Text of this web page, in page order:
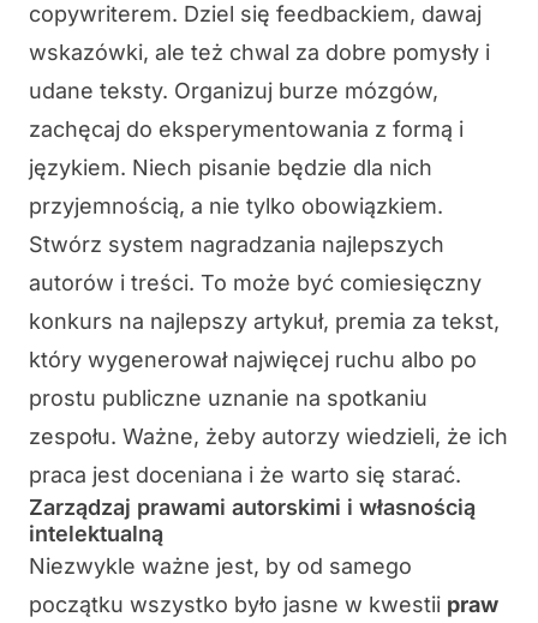
copywriterem. Dziel się feedbackiem, dawaj
wskazówki, ale też chwal za dobre pomysły i
udane teksty. Organizuj burze mózgów,
zachęcaj do eksperymentowania z formą i
językiem. Niech pisanie będzie dla nich
przyjemnością, a nie tylko obowiązkiem.
Stwórz system nagradzania najlepszych
autorów i treści. To może być comiesięczny
konkurs na najlepszy artykuł, premia za tekst,
który wygenerował najwięcej ruchu albo po
prostu publiczne uznanie na spotkaniu
zespołu. Ważne, żeby autorzy wiedzieli, że ich
praca jest doceniana i że warto się starać.
Zarządzaj prawami autorskimi i własnością
intelektualną
Niezwykle ważne jest, by od samego
początku wszystko było jasne w kwestii praw